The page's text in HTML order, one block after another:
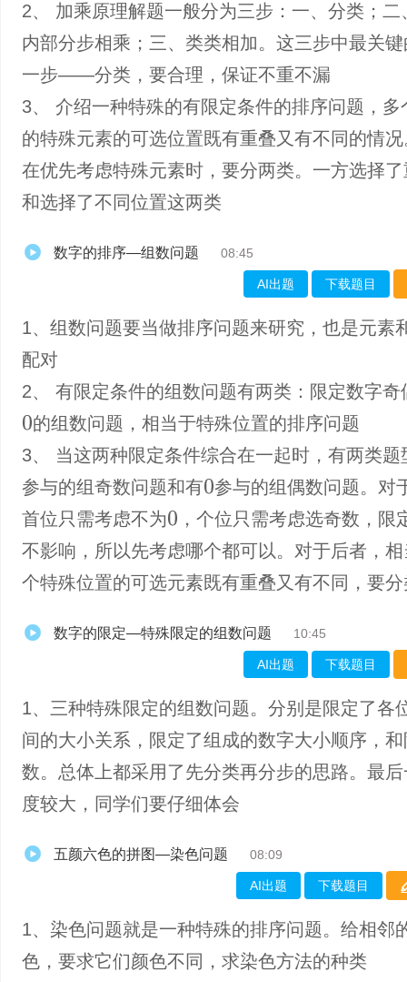
2、 加乘原理解题一般分为三步：一、分类；二
内部分步相乘；三、类类相加。这三步中最关
一步——分类，要合理，保证不重不漏
3、 介绍一种特殊的有限定条件的排序问题，多
的特殊元素的可选位置既有重叠又有不同的情
在优先考虑特殊元素时，要分两类。一方选择
和选择了不同位置这两类
数字的排序—组数问题 08:45
AI出题 下载题目
1、组数问题要当做排序问题来研究，也是元素
配对
2、 有限定条件的组数问题有两类：限定数字奇
0 的组数问题，相当于特殊位置的排序问题
3、 当这两种限定条件综合在一起时，有两类题
参与的组奇数问题和有0 参与的组偶数问题。对
首位只需考虑不为0
，个位只需考虑选奇数，限
不影响，所以先考虑哪个都可以。对于后者，
个特殊位置的可选元素既有重叠又有不同，要
数字的限定—特殊限定的组数问题 10:45
AI出题 下载题目
1、三种特殊限定的组数问题。分别是限定了各
间的大小关系，限定了组成的数字大小顺序，
数。总体上都采用了先分类再分步的思路。最
度较大，同学们要仔细体会
五颜六色的拼图—染色问题 08:09
AI出题 下载题目
1、染色问题就是一种特殊的排序问题。给相邻
色，要求它们颜色不同，求染色方法的种类